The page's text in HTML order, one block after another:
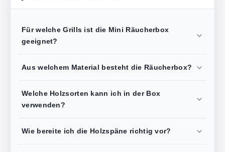
Für welche Grills ist die Mini Räucherbox
geeignet?
Aus welchem Material besteht die Räucherbox?
Welche Holzsorten kann ich in der Box
verwenden?
Wie bereite ich die Holzspäne richtig vor?